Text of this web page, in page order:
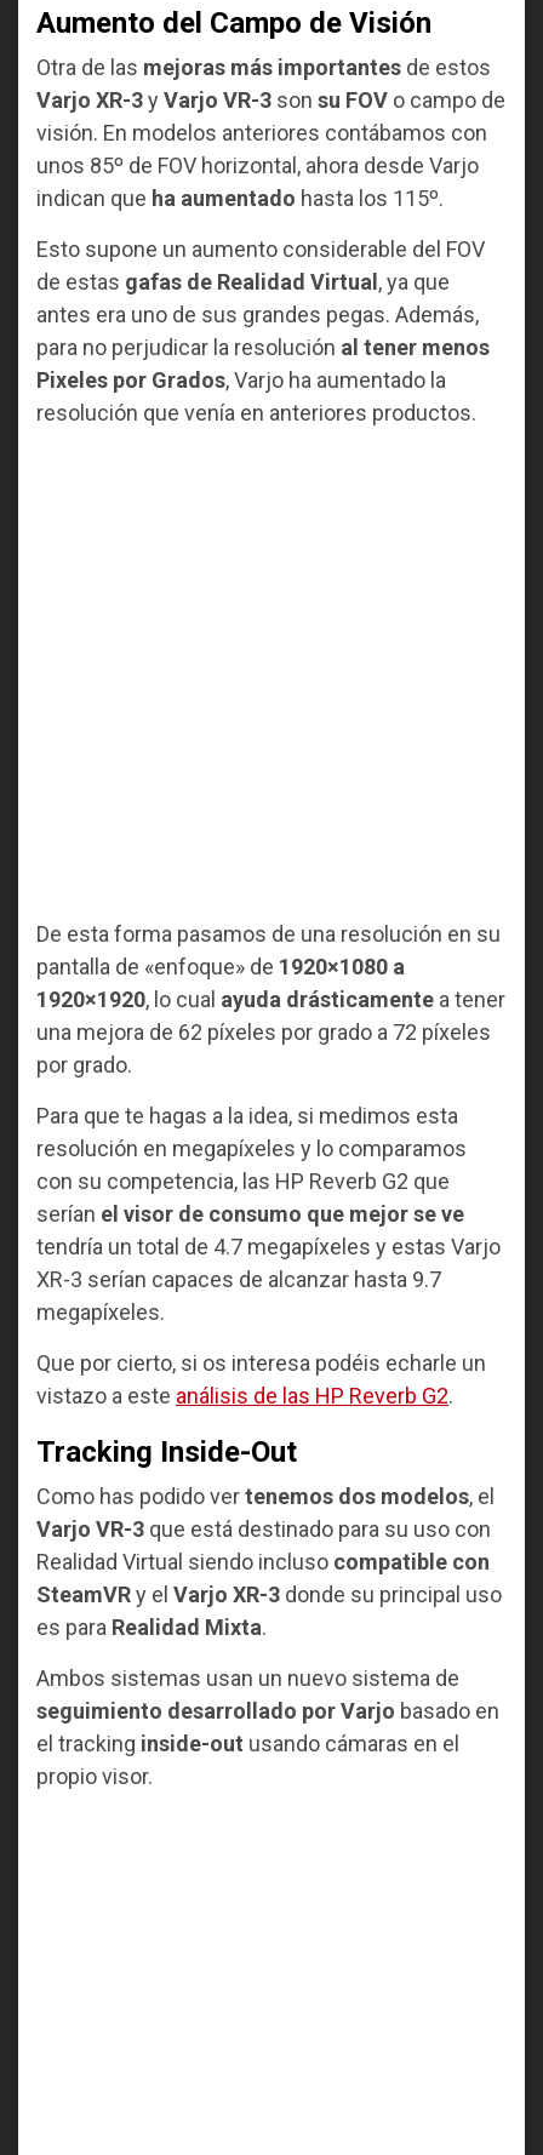
Aumento del Campo de Visión
Otra de las mejoras más importantes de estos
Varjo XR-3yVarjo VR-3 son su FOV o campo de
visión. En modelos anteriores contábamos con
unos 85º de FOV horizontal, ahora desde Varjo
indican que ha aumentado hasta los 115º.
Esto supone un aumento considerable del FOV
de estas gafas de Realidad Virtual, ya que
antes era uno de sus grandes pegas. Además,
para no perjudicar la resolución al tener menos
Pixeles por Grados, Varjo ha aumentado la
resolución que venía en anteriores productos.
De esta forma pasamos de una resolución en su
pantalla de «enfoque» de 1920×1080 a
1920×1920, lo cual ayuda drásticamente a tener
una mejora de 62 píxeles por grado a 72 píxeles
por grado.
Para que te hagas a la idea, si medimos esta
resolución en megapíxeles y lo comparamos
con su competencia, las HP Reverb G2 que
serían el visor de consumo que mejor se ve
tendría un total de 4.7 megapíxeles y estas Varjo
XR-3 serían capaces de alcanzar hasta 9.7
megapíxeles.
Que por cierto, si os interesa podéis echarle un
vistazo a este análisis de las HP Reverb G2.
Tracking Inside-Out
Como has podido vertenemos dos modelos, el
Varjo VR-3 que está destinado para su uso con
Realidad Virtual siendo incluso compatible con
SteamVRy el Varjo XR-3 donde su principal uso
es para Realidad Mixta.
Ambos sistemas usan un nuevo sistema de
seguimiento desarrollado por Varjo basado en
el tracking inside-out usando cámaras en el
propio visor.